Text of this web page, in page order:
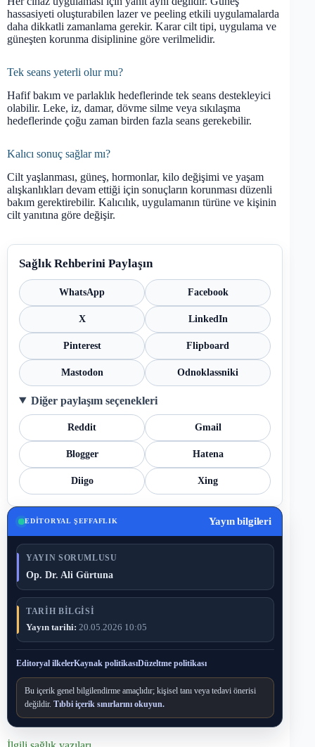
hassasiyeti oluşturabilen lazer ve peeling etkili uygulamalarda
daha dikkatli zamanlama gerekir. Karar cilt tipi, uygulama ve
güneşten korunma disiplinine göre verilmelidir.
Tek seans yeterli olur mu?
Hafif bakım ve parlaklık hedeflerinde tek seans destekleyici
olabilir. Leke, iz, damar, dövme silme veya sıkılaşma
hedeflerinde çoğu zaman birden fazla seans gerekebilir.
Kalıcı sonuç sağlar mı?
Cilt yaşlanması, güneş, hormonlar, kilo değişimi ve yaşam
alışkanlıkları devam ettiği için sonuçların korunması düzenli
bakım gerektirebilir. Kalıcılık, uygulamanın türüne ve kişinin
cilt yanıtına göre değişir.
Sağlık Rehberini Paylaşın
WhatsApp Facebook
X LinkedIn
Pinterest Flipboard
Mastodon Odnoklassniki
Diğer paylaşım seçenekleri
Reddit Gmail
Blogger Hatena
Diigo Xing
EDITORYAL ŞEFFAFLIK Yayın bilgileri
YAYIN SORUMLUSU
Op. Dr. Ali Gürtuna
TARIH BILGISI
Yayın tarihi: 20.05.2026 10:05
Editoryal ilkelerKaynak politikasıDüzeltme politikası
Bu içerik genel bilgilendirme amaçlıdır; kişisel tanı veya tedavi önerisi
değildir. Tıbbi içerik sınırlarını okuyun.